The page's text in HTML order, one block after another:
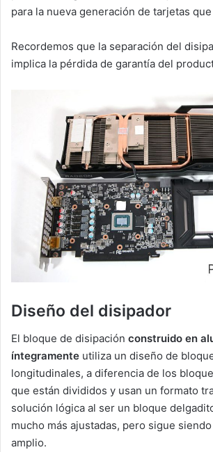
para la nueva generación de tarjetas
Recordemos que la separación del
implica la pérdida de garantía del
Diseño del disipador
El bloque de disipación construido en
íntegramente utiliza un diseño de
longitudinales, a diferencia de los
que están divididos y usan un formato
solución lógica al ser un bloque
mucho más ajustadas, pero sigue
amplio.